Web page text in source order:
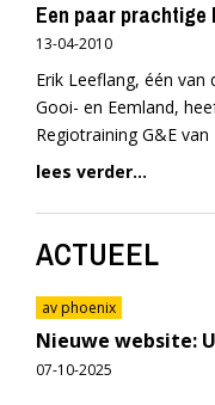
Een paar prachtige
13-04-2010
Erik Leeflang, één
Gooi- en Eemland,
Regiotraining G&E
lees verder...
ACTUEEL
av phoenix
Nieuwe website:
07-10-2025